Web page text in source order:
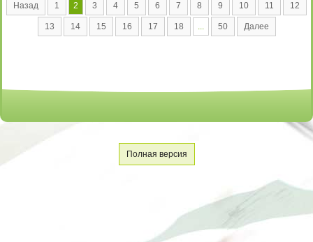
Назад 1 2 3 4 5 6 7 8 9 10 11 12
13 14 15 16 17 18 ... 50 Далее
Полная версия